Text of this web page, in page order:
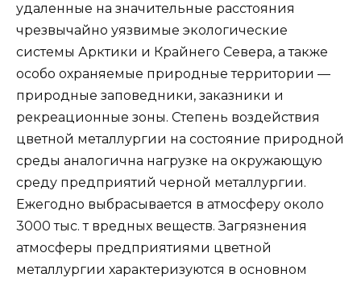
удаленные на значительные расстояния
чрезвычайно уязвимые экологические
системы Арктики и Крайнего Севера, а также
особо охраняемые природные территории —
природные заповедники, заказники и
рекреационные зоны. Степень воздействия
цветной металлургии на состояние природной
среды аналогична нагрузке на окружающую
среду предприятий черной металлургии.
Ежегодно выбрасывается в атмосферу около
3000 тыс. т вредных веществ. Загрязнения
атмосферы предприятиями цветной
металлургии характеризуются в основном